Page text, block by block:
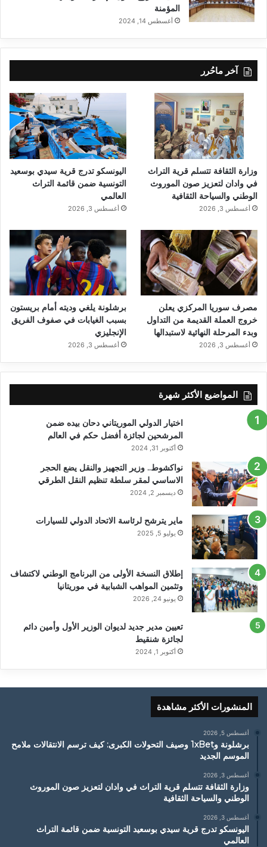
المؤمنة
أغسطس 14, 2024
آخر ماحُرر
وزارة الثقافة تتسلم قرية التراث
في وادان لتعزيز صون الموروث
الوطني والسياحة الثقافية
أغسطس 3, 2026
اليونسكو تدرج قرية سيدي بوسعيد
التونسية ضمن قائمة التراث
العالمي
أغسطس 3, 2026
مصرف سوريا المركزي يعلن
خروج العملة القديمة من التداول
وبدء المرحلة النهائية لاستبدالها
أغسطس 3, 2026
برشلونة يلغي وديته أمام بريستون
بسبب الغيابات في صفوف الفريق
الإنجليزي
أغسطس 3, 2026
المواضيع الأكثر شهرة
اختيار الدولي الموريتاني دحان بيده ضمن
المرشحين لجائزة أفضل حكم في العالم
أكتوبر 31, 2024
نواكشوط.. وزير التجهيز والنقل يضع الحجر
الاساسي لمقر سلطة تنظيم النقل الطرقي
ديسمبر 2, 2024
ماير يترشح لرئاسة الاتحاد الدولي للسيارات
يوليو 5, 2025
إطلاق النسخة الأولى من البرنامج الوطني لاكتشاف
وتثمين المواهب الشبابية في موريتانيا
يونيو 24, 2026
تعيين مدير جديد لديوان الوزير الأول وأمين دائم
لجائزة شنقيط
أكتوبر 1, 2024
المنشورات الأكثر مشاهدة
أغسطس 5, 2026
برشلونة و1xBet وصيف التحولات الكبرى: كيف ترسم الانتقالات ملامح
الموسم الجديد
أغسطس 3, 2026
وزارة الثقافة تتسلم قرية التراث في وادان لتعزيز صون الموروث
الوطني والسياحة الثقافية
أغسطس 3, 2026
اليونسكو تدرج قرية سيدي بوسعيد التونسية ضمن قائمة التراث
العالمي